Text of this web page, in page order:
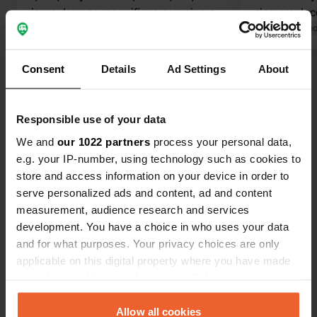
Consent Details Ad Settings About
Responsible use of your data
We and our 1022 partners process your personal data,
e.g. your IP-number, using technology such as cookies to
store and access information on your device in order to
serve personalized ads and content, ad and content
measurement, audience research and services
development. You have a choice in who uses your data
and for what purposes. Your privacy choices are only
applicable on this digital property where you have made
any time from the Cookie Declaration or by clicking on
the Privacy trigger icon.Allow all cookies
jours dans ce magnifique camping où
merveilleux : même calme et même
Merci.
cinq
occupés.
Traduit par
Voir tous les 20 avis
Es-tu déjà venu ici ?
Contact
Emplacement
682 33, Filipstad, Suède